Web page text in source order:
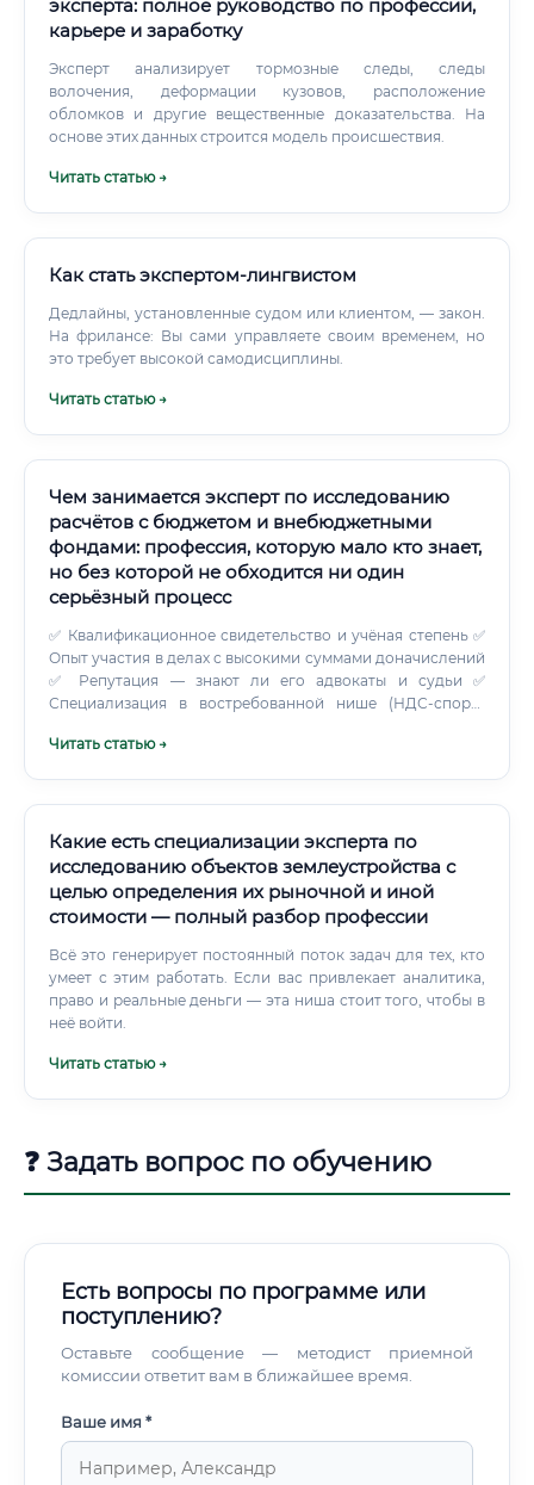
эксперта: полное руководство по профессии,
карьере и заработку
Эксперт анализирует тормозные следы, следы
волочения, деформации кузовов, расположение
обломков и другие вещественные доказательства. На
основе этих данных строится модель происшествия.
Читать статью →
Как стать экспертом-лингвистом
Дедлайны, установленные судом или клиентом, — закон.
На фрилансе: Вы сами управляете своим временем, но
это требует высокой самодисциплины.
Читать статью →
Чем занимается эксперт по исследованию
расчётов с бюджетом и внебюджетными
фондами: профессия, которую мало кто знает,
но без которой не обходится ни один
серьёзный процесс
✅ Квалификационное свидетельство и учёная степень ✅
Опыт участия в делах с высокими суммами доначислений
✅ Репутация — знают ли его адвокаты и судьи ✅
Специализация в востребованной нише (НДС-споры,
экспертное сообщество Хороший эксперт с именем в
Читать статью →
Какие есть специализации эксперта по
исследованию объектов землеустройства с
целью определения их рыночной и иной
стоимости — полный разбор профессии
Всё это генерирует постоянный поток задач для тех, кто
умеет с этим работать. Если вас привлекает аналитика,
право и реальные деньги — эта ниша стоит того, чтобы в
неё войти.
Читать статью →
❓ Задать вопрос по обучению
Есть вопросы по программе или
поступлению?
Оставьте сообщение — методист приемной
комиссии ответит вам в ближайшее время.
Ваше имя *